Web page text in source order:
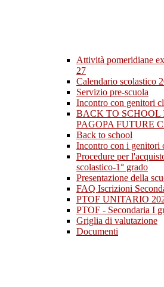
Attività pomeridiane
27
Calendario scolastico
Servizio pre-scuola
Incontro con genitori
BACK TO SCHOOL
PAGOPA FUTURE
Back to school
Incontro con i genitori
Procedure per
scolastico-1° grado
Presentazione della
FAQ Iscrizioni
PTOF UNITARIO
PTOF - Secondaria I
Griglia di valutazione
Documenti